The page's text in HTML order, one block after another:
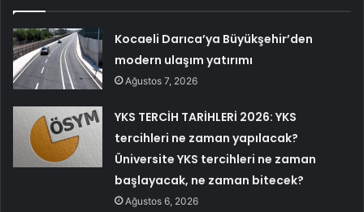
Kocaeli Darıca’ya Büyükşehir’den
modern ulaşım yatırımı
Ağustos 7, 2026
YKS TERCİH TARİHLERİ 2026: YKS
tercihleri ne zaman yapılacak?
Üniversite YKS tercihleri ne zaman
başlayacak, ne zaman bitecek?
Ağustos 6, 2026